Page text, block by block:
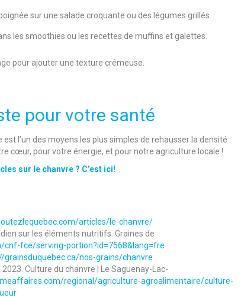
sur une salade croquante ou des légumes grillés.
les smoothies ou les recettes de muffins et galettes.
pour ajouter une texture crémeuse.
pour votre santé
l’un des moyens les plus simples de rehausser la densité
cœur, pour votre énergie, et pour notre agriculture locale !
sur le chanvre ? C’est ici!
articles/le-chanvre/
sur les éléments nutritifs. Graines de
cnf-fce/serving-portion?id=7568&lang=fre
grainsduquebec.ca/nos-grains/chanvre
Culture du chanvre | Le Saguenay-Lac-
regional/agriculture-agroalimentaire/culture-